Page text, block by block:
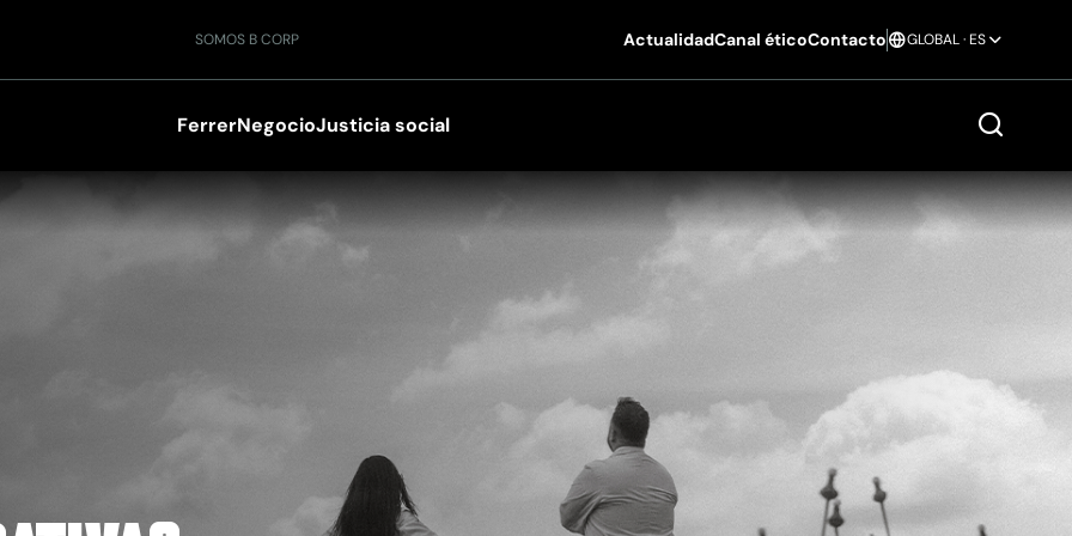
SOMOS B CORP ActualidadCanal éticoContacto GLOBAL · ES
FerrerNegocioJusticia social